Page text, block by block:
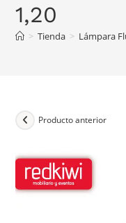
1,20
> Tienda > Lámpara
Producto anterior